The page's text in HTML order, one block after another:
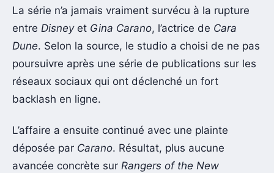
La série n’a jamais vraiment survécu à la rupture
entre Disneyet Gina Carano, l’actrice de Cara
Dune. Selon la source, le studio a choisi de ne pas
poursuivre après une série de publications sur les
réseaux sociaux qui ont déclenché un fort
backlash en ligne.
L’affaire a ensuite continué avec une plainte
déposée par Carano. Résultat, plus aucune
avancée concrète sur Rangers of the New